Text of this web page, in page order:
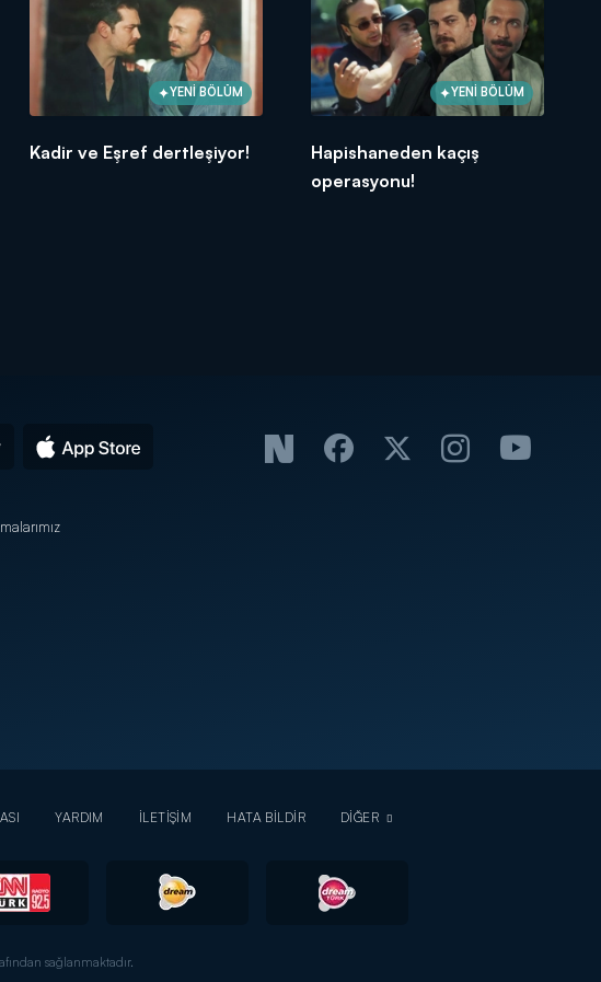
YENİ BÖLÜM
Kadir ve Eşref dertleşiyor!
YENİ BÖLÜM
Hapishaneden kaçış
operasyonu!
YARDIM İLETİŞİM HATA BİLDİR DİĞER
sağlanmaktadır.